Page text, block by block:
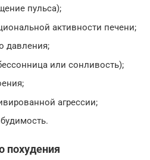
пульса);
активности печени;
давления;
или сонливость);
агрессии;
похудения